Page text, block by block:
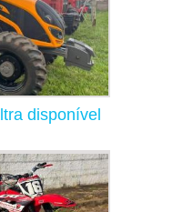
disponível